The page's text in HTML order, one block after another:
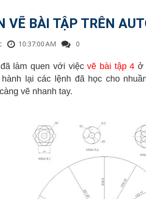
VẼ BÀI TẬP TRÊN
10:37:00 AM 0
làm quen với việcvẽ bài tập4 ở
lại các lệnh đã học cho
vẽ nhanh tay.